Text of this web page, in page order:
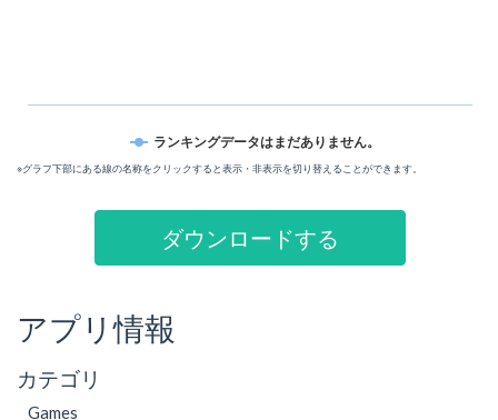
ランキングデータはまだありません。
※グラフ下部にある線の名称をクリックすると表示・非表示を切り替えることができます。
ダウンロードする
アプリ情報
カテゴリ
Games